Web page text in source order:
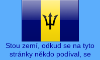
Stou zemí, odkud se na tyto
stránky někdo podíval, se